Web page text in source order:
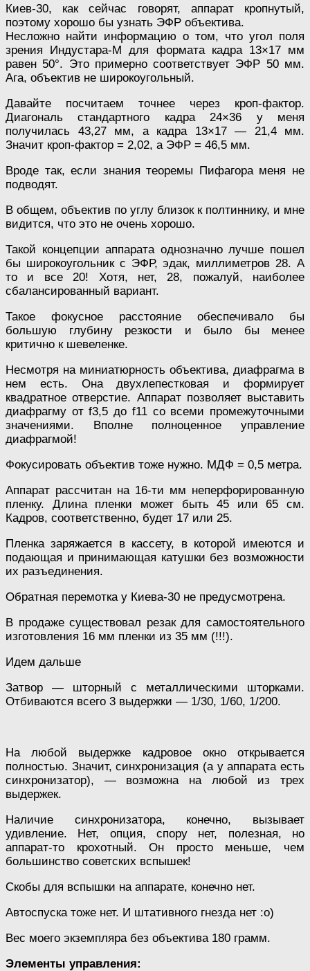
Киев-30, как сейчас говорят, аппарат кропнутый,
поэтому хорошо бы узнать ЭФР объектива.
Несложно найти информацию о том, что угол поля
зрения Индустара-М для формата кадра 13×17 мм
равен 50°. Это примерно соответствует ЭФР 50 мм.
Ага, объектив не широкоугольный.
Давайте посчитаем точнее через кроп-фактор.
Диагональ стандартного кадра 24×36 у меня
получилась 43,27 мм, а кадра 13×17 — 21,4 мм.
Значит кроп-фактор = 2,02, а ЭФР = 46,5 мм.
Вроде так, если знания теоремы Пифагора меня не
подводят.
В общем, объектив по углу близок к полтиннику, и мне
видится, что это не очень хорошо.
Такой концепции аппарата однозначно лучше пошел
бы широкоугольник с ЭФР, эдак, миллиметров 28. А
то и все 20! Хотя, нет, 28, пожалуй, наиболее
сбалансированный вариант.
Такое фокусное расстояние обеспечивало бы
большую глубину резкости и было бы менее
критично к шевеленке.
Несмотря на миниатюрность объектива, диафрагма в
нем есть. Она двухлепестковая и формирует
квадратное отверстие. Аппарат позволяет выставить
диафрагму от f3,5 до f11 со всеми промежуточными
значениями. Вполне полноценное управление
диафрагмой!
Фокусировать объектив тоже нужно. МДФ = 0,5 метра.
Аппарат рассчитан на 16-ти мм неперфорированную
пленку. Длина пленки может быть 45 или 65 см.
Кадров, соответственно, будет 17 или 25.
Пленка заряжается в кассету, в которой имеются и
подающая и принимающая катушки без возможности
их разъединения.
Обратная перемотка у Киева-30 не предусмотрена.
В продаже существовал резак для самостоятельного
изготовления 16 мм пленки из 35 мм (!!!).
Идем дальше
Затвор — шторный с металлическими шторками.
Отбиваются всего 3 выдержки — 1/30, 1/60, 1/200.
На любой выдержке кадровое окно открывается
полностью. Значит, синхронизация (а у аппарата есть
синхронизатор), — возможна на любой из трех
выдержек.
Наличие синхронизатора, конечно, вызывает
удивление. Нет, опция, спору нет, полезная, но
аппарат-то крохотный. Он просто меньше, чем
большинство советских вспышек!
Скобы для вспышки на аппарате, конечно нет.
Автоспуска тоже нет. И штативного гнезда нет :о)
Вес моего экземпляра без объектива 180 грамм.
Элементы управления: